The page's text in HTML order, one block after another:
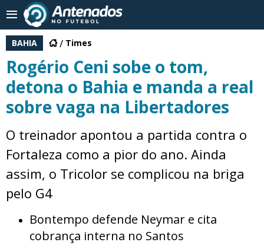
BAHIA Times
Rogério Ceni sobe o tom,
detona o Bahia e manda a real
sobre vaga na Libertadores
O treinador apontou a partida contra o
Fortaleza como a pior do ano. Ainda
assim, o Tricolor se complicou na briga
pelo G4
Bontempo defende Neymar e cita
cobrança interna no Santos